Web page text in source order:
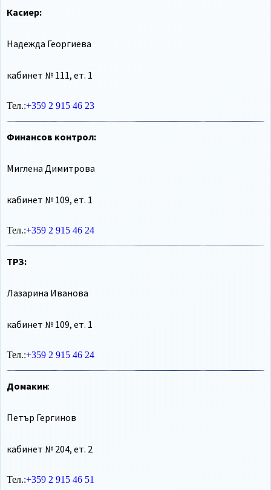
Касиер:
Надежда Георгиева
кабинет № 111, ет. 1
Тел.:+359 2 915 46 23
Финансов контрол:
Миглена Димитрова
кабинет № 109, ет. 1
Тел.:+359 2 915 46 24
ТРЗ:
Лазарина Иванова
кабинет № 109, ет. 1
Тел.:+359 2 915 46 24
Домакин:
Петър Гергинов
кабинет № 204, ет. 2
Тел.:+359 2 915 46 51